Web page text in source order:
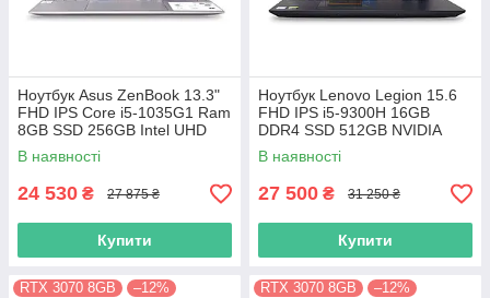
Ноутбук Asus ZenBook 13.3"
FHD IPS Core i5-1035G1 Ram
8GB SSD 256GB Intel UHD
Graphics
В наявності
24 530 ₴ 27 875 ₴
Купити
Ноутбук Lenovo Legion 15.6
FHD IPS i5-9300H 16GB
DDR4 SSD 512GB NVIDIA
GTX1650
В наявності
27 500 ₴ 31 250 ₴
Купити
RTX 3070 8GB –12% RTX 3070 8GB –12%